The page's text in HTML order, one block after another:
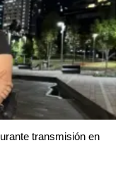
transmisión en